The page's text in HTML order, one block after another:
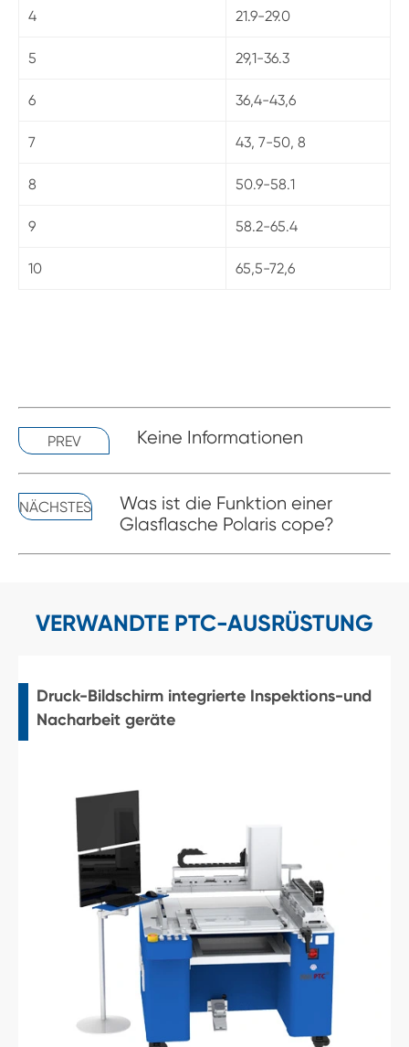
4 21.9-29.0
5 29,1-36.3
6 36,4-43,6
7 43, 7-50, 8
8 50.9-58.1
9 58.2-65.4
10 65,5-72,6
PREV Keine Informationen
NÄCHSTES
Was ist die Funktion einer
Glasflasche Polaris cope?
VERWANDTE PTC-AUSRÜSTUNG
Druck-Bildschirm integrierte Inspektions-und
Nacharbeit geräte